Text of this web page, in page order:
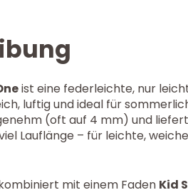
ist eine federleichte, nur
luftig und ideal für
(oft auf 4 mm) und
Lauflänge – für leichte,
mit einem Faden Kid